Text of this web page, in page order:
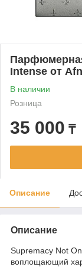
Intense от
В наличии
Розница
35 000 ₸
Описание
Описание
Supremacy Not
воплощающий